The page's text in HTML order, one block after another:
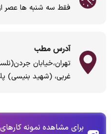
فقط سه شنبه ها عصر از
آدرس مطب
تهران،خیابان
غربی، (شهید بنیسی) پلاک ۸۰، طبقه۴،
برای مشاهده نمونه